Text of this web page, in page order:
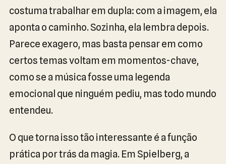
costuma trabalhar em dupla: com a imagem, ela
aponta o caminho. Sozinha, ela lembra depois.
Parece exagero, mas basta pensar em como
certos temas voltam em momentos-chave,
como se a música fosse uma legenda
emocional que ninguém pediu, mas todo mundo
entendeu.
O que torna isso tão interessante é a função
prática por trás da magia. Em Spielberg, a